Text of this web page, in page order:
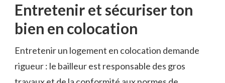
Entretenir et sécuriser ton
bien en colocation
Entretenir un logement en colocation demande
rigueur : le bailleur est responsable des gros